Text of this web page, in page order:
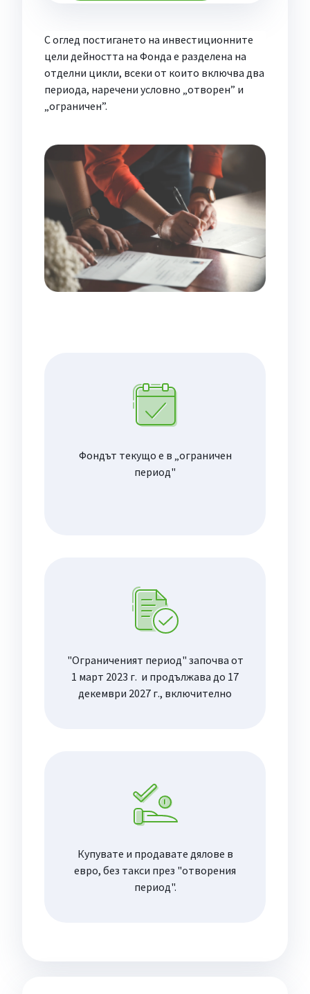
С оглед постигането на инвестиционните
цели дейността на Фонда е разделена на
отделни цикли, всеки от които включва два
периода, наречени условно „отворен” и
„ограничен”.
Фондът текущо е в „ограничен
период"
"Ограниченият период" започва от
1 март 2023 г. и продължава до 17
декември 2027 г., включително
Купувате и продавате дялове в
евро, без такси през "отворения
период".